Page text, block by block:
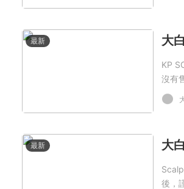
最新
KP
沒有
最新
後，